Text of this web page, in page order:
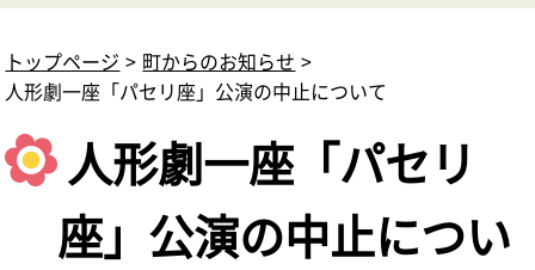
トップページ
町からのお知らせ
人形劇一座「パセリ座」公演の中止について
人形劇一座「パセリ
座」公演の中止につい